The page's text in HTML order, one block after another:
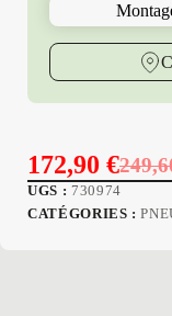
ALP
Le
prix
172,90 €
Le
prix
UGS : 730974
CATÉGORIES :